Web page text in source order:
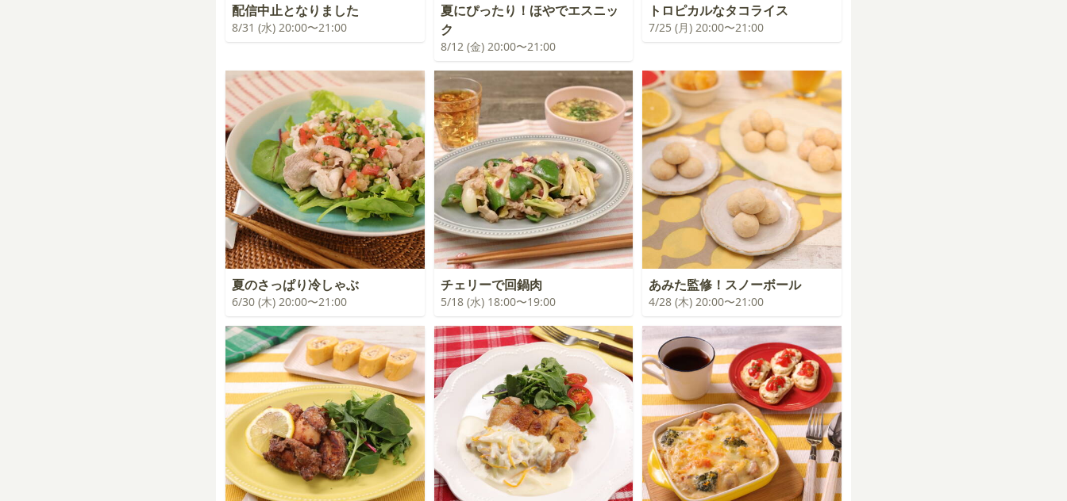
配信中止となりました
8/31 (水) 20:00〜21:00
夏にぴったり！ほやでエスニッ
ク
8/12 (金) 20:00〜21:00
トロピカルなタコライス
7/25 (月) 20:00〜21:00
夏のさっぱり冷しゃぶ
6/30 (木) 20:00〜21:00
チェリーで回鍋肉
5/18 (水) 18:00〜19:00
あみた監修！スノーボール
4/28 (木) 20:00〜21:00